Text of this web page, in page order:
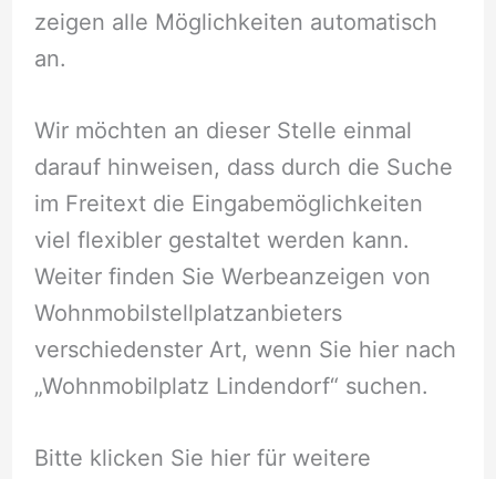
zeigen alle Möglichkeiten automatisch
an.
Wir möchten an dieser Stelle einmal
darauf hinweisen, dass durch die Suche
im Freitext die Eingabemöglichkeiten
viel flexibler gestaltet werden kann.
Weiter finden Sie Werbeanzeigen von
Wohnmobilstellplatzanbieters
verschiedenster Art, wenn Sie hier nach
„Wohnmobilplatz Lindendorf“ suchen.
Bitte klicken Sie hier für weitere